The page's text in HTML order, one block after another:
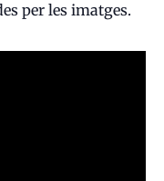
per les imatges.